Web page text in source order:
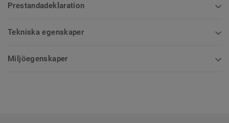
Prestandadeklaration
Tekniska egenskaper
Miljöegenskaper